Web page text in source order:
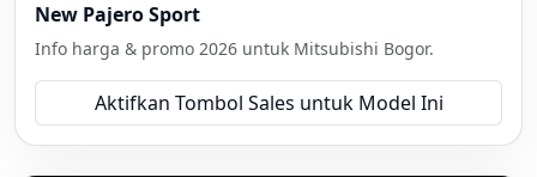
New Pajero Sport
Info harga & promo 2026 untuk Mitsubishi Bogor.
Aktifkan Tombol Sales untuk Model Ini